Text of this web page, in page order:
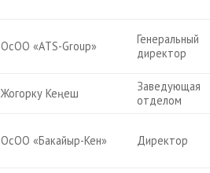
ОсОО «АTS-Group»
Генеральный
директор
Жогорку Кеңеш
Заведующая
отделом
ОсОО «Бакайыр-Кен» Директор